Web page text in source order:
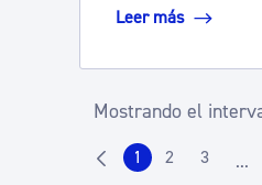
Leer más
Mostrando el
Página
1 Página
2 Página
3 ...